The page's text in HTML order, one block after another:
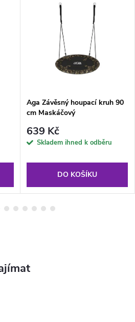
Aga Závěsný houpací kruh 90
cm Maskáčový
639 Kč
Skladem ihned k odběru
DO KOŠÍKU